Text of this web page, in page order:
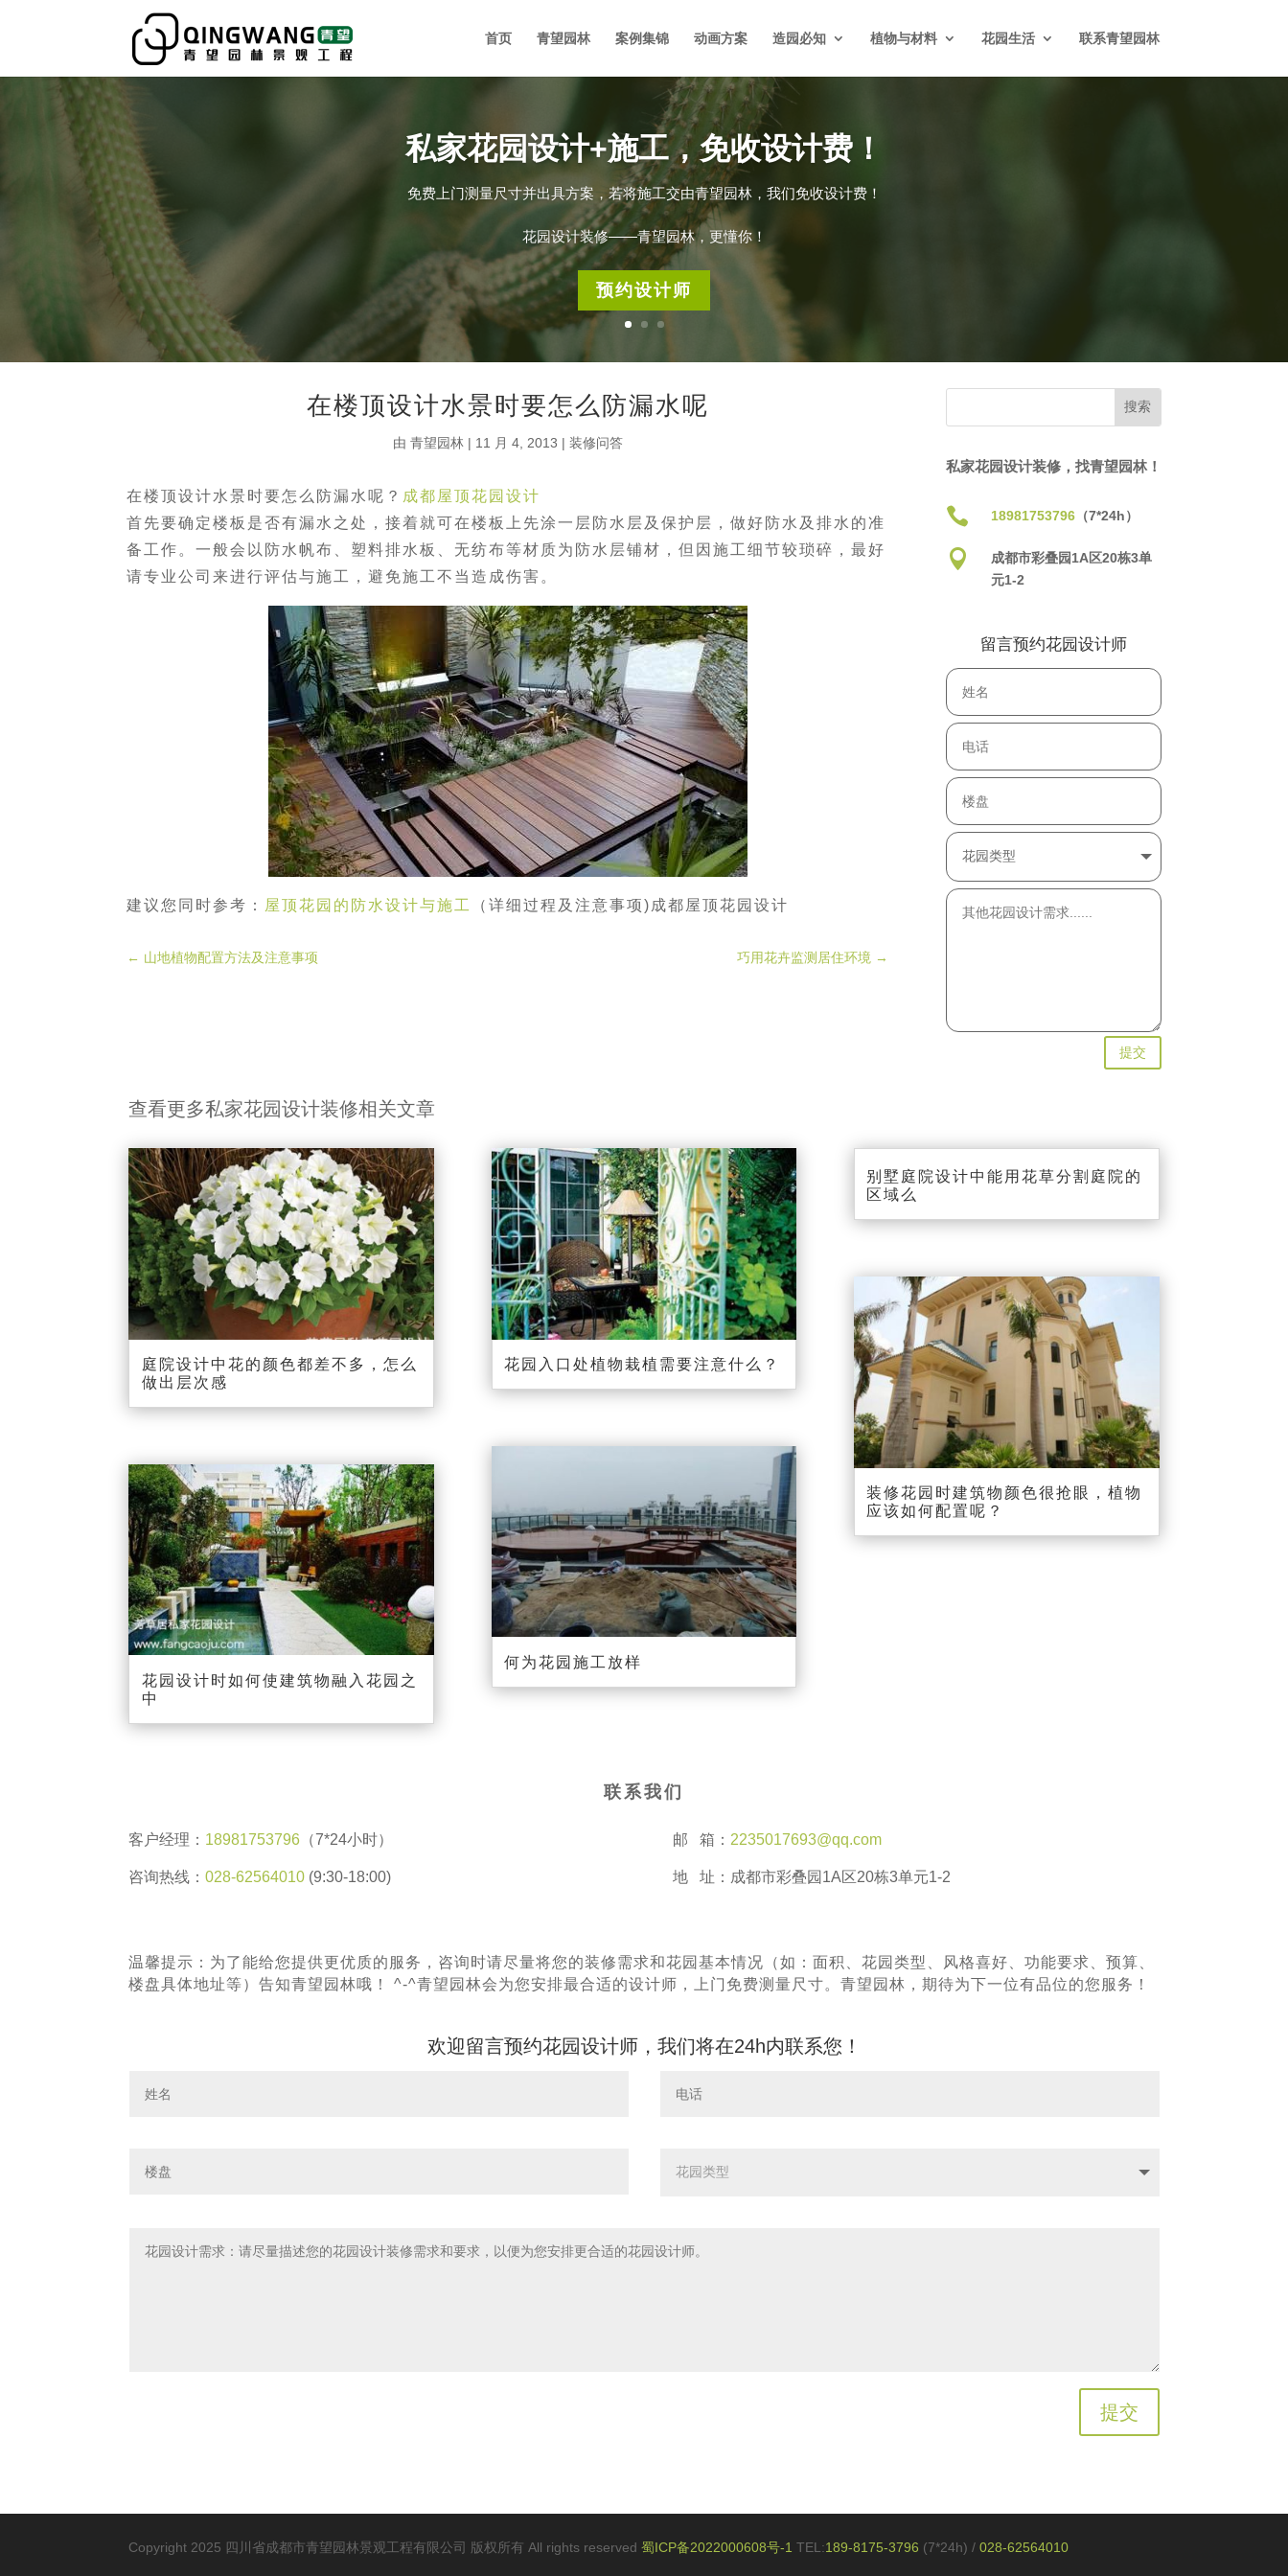
首页 青望园林 案例集锦 动画方案 造园必知 植物与材料 花园生活 联系青望园林
私家花园设计+施工，免收设计费！
免费上门测量尺寸并出具方案，若将施工交由青望园林，我们免收设计费！
花园设计装修——青望园林，更懂你！
预约设计师
在楼顶设计水景时要怎么防漏水呢
由 青望园林| 11 月 4, 2013 | 装修问答
在楼顶设计水景时要怎么防漏水呢？ 成都屋顶花园设计
首先要确定楼板是否有漏水之处，接着就可在楼板上先涂一层防水层及保护层，做好防水及排水的准
备工作。一般会以防水帆布、塑料排水板、无纺布等材质为防水层铺材，但因施工细节较琐碎，最好
请专业公司来进行评估与施工，避免施工不当造成伤害。
建议您同时参考： 屋顶花园的防水设计与施工 （详细过程及注意事项)成都屋顶花园设计
← 山地植物配置方法及注意事项 巧用花卉监测居住环境 →
私家花园设计装修，找青望园林！
 18981753796（7*24h）

成都市彩叠园1A区20栋3单
元1-2
留言预约花园设计师
提交
查看更多私家花园设计装修相关文章
庭院设计中花的颜色都差不多，怎么
做出层次感
花园设计时如何使建筑物融入花园之
中
花园入口处植物栽植需要注意什么？
何为花园施工放样
别墅庭院设计中能用花草分割庭院的
区域么
装修花园时建筑物颜色很抢眼，植物
应该如何配置呢？
联系我们
客户经理： 18981753796 （7*24小时）
咨询热线：028-62564010 (9:30-18:00)
邮 箱： 2235017693@qq.com
地 址：成都市彩叠园1A区20栋3单元1-2
温馨提示：为了能给您提供更优质的服务，咨询时请尽量将您的装修需求和花园基本情况（如：面积、花园类型、风格喜好、功能要求、预算、
楼盘具体地址等）告知青望园林哦！ ^-^青望园林会为您安排最合适的设计师，上门免费测量尺寸。青望园林，期待为下一位有品位的您服务！
欢迎留言预约花园设计师，我们将在24h内联系您！
提交
Copyright 2025 四川省成都市青望园林景观工程有限公司 版权所有 All rights reserved蜀ICP备2022000608号-1 TEL:189-8175-3796 (7*24h) /028-62564010